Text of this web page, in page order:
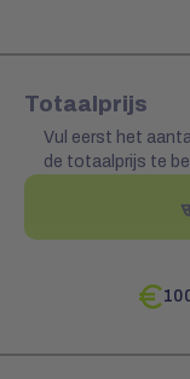
Totaalprijs
Vul eerst het
de totaalprijs te